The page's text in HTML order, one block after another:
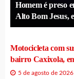
Homem é preso
Alto Bom Jesus,
Motocicleta com
bairro Caxixola,
5 de agosto de 2026